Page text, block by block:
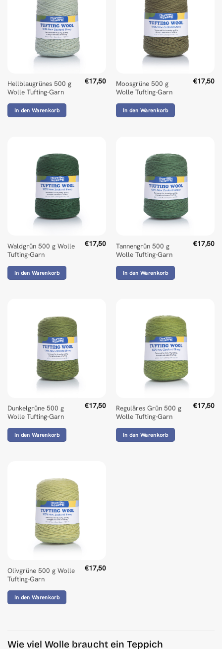
Hellblaugrünes 500 g
Wolle Tufting-Garn
€17,50
In den Warenkorb
Moosgrüne 500 g
Wolle Tufting-Garn
€17,50
In den Warenkorb
Waldgrün 500 g Wolle
Tufting-Garn
€17,50
In den Warenkorb
Tannengrün 500 g
Wolle Tufting-Garn
€17,50
In den Warenkorb
Dunkelgrüne 500 g
Wolle Tufting-Garn
€17,50
In den Warenkorb
Reguläres Grün 500 g
Wolle Tufting-Garn
€17,50
In den Warenkorb
Olivgrüne 500 g Wolle
Tufting-Garn
€17,50
In den Warenkorb
Wie viel Wolle braucht ein Teppich